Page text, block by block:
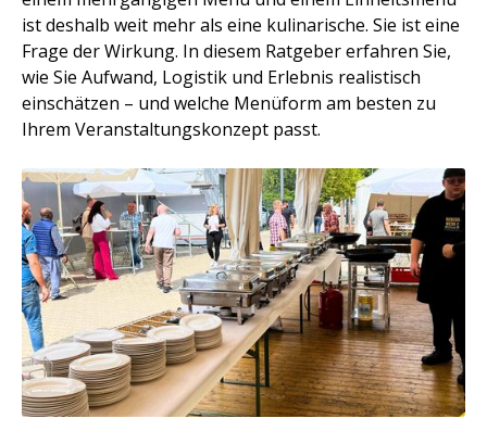
ist deshalb weit mehr als eine kulinarische. Sie ist eine
Frage der Wirkung. In diesem Ratgeber erfahren Sie,
wie Sie Aufwand, Logistik und Erlebnis realistisch
einschätzen – und welche Menüform am besten zu
Ihrem Veranstaltungskonzept passt.